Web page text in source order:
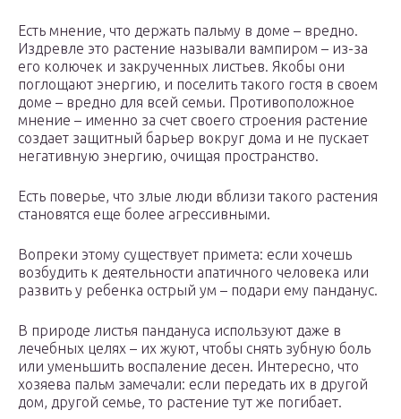
Есть мнение, что держать пальму в доме – вредно.
Издревле это растение называли вампиром – из-за
его колючек и закрученных листьев. Якобы они
поглощают энергию, и поселить такого гостя в своем
доме – вредно для всей семьи. Противоположное
мнение – именно за счет своего строения растение
создает защитный барьер вокруг дома и не пускает
негативную энергию, очищая пространство.
Есть поверье, что злые люди вблизи такого растения
становятся еще более агрессивными.
Вопреки этому существует примета: если хочешь
возбудить к деятельности апатичного человека или
развить у ребенка острый ум – подари ему панданус.
В природе листья пандануса используют даже в
лечебных целях – их жуют, чтобы снять зубную боль
или уменьшить воспаление десен. Интересно, что
хозяева пальм замечали: если передать их в другой
дом, другой семье, то растение тут же погибает.